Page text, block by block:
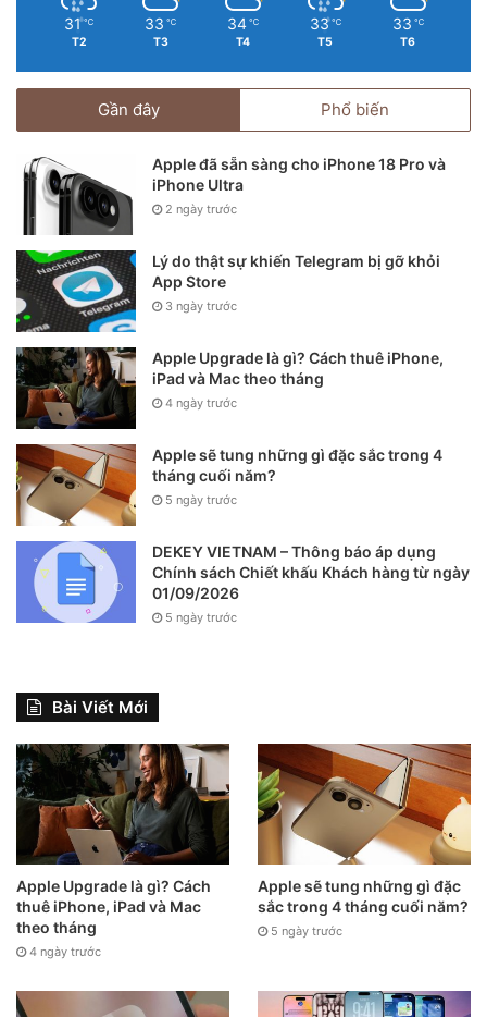
31 ℃
T2
33 ℃
T3
34 ℃
T4
33 ℃
T5
33 ℃
T6
Gần đây Phổ biến
Apple đã sẵn sàng cho iPhone 18 Pro và
iPhone Ultra
2 ngày trước
Lý do thật sự khiến Telegram bị gỡ khỏi
App Store
3 ngày trước
Apple Upgrade là gì? Cách thuê iPhone,
iPad và Mac theo tháng
4 ngày trước
Apple sẽ tung những gì đặc sắc trong 4
tháng cuối năm?
5 ngày trước
DEKEY VIETNAM – Thông báo áp dụng
Chính sách Chiết khấu Khách hàng từ ngày
01/09/2026
5 ngày trước
Bài Viết Mới
Apple Upgrade là gì? Cách
thuê iPhone, iPad và Mac
theo tháng
4 ngày trước
Apple sẽ tung những gì đặc
sắc trong 4 tháng cuối năm?
5 ngày trước